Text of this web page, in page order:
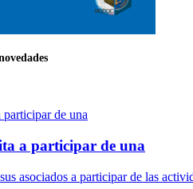
a participar de una
asociados a participar de las